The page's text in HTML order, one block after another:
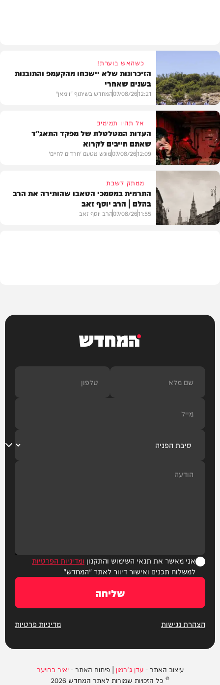
וידאו
כשהאש בוערת!
הזיכרונות שלא יישכחו מהקעמפ והתובנות
בשנים שאחרי
12:21
07/08/26המחדש בשיתוף "וימאן"
דעות
אל תהיו תמימים
העדות המטלטלת של מפקד התאג"ד
שאתם חייבים לקרוא
12:09
07/08/26מוגש מטעם 'חרדים לחיים'
ממתק לשבת
התרמית במסמכי הטאבו שהותירה את הרב
בהלם | הרב יוסף זאב
11:55
07/08/26הרב יוסף זאב
המחדש
אני מאשר את תנאי השימוש והתקנון ומדיניות הפרטיות
למשלוח תכנים ואישור דיוור לאתר "המחדש"
שליחה
הצהרת נגישות מדיניות פרטיות
עיצוב האתר -עדן ג'רמון | פיתוח האתר -יאיר ברויער
© כל הזכויות שמורות לאתר המחדש 2026